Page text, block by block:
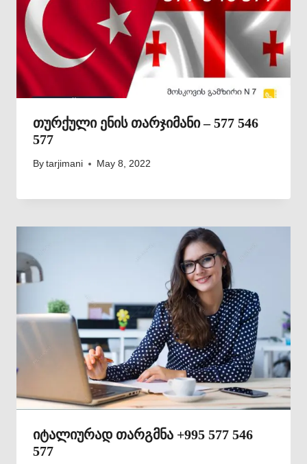
თურქული ენის თარჯიმანი – 577 546
577
By tarjimani May 8, 2022
იტალიურად თარგმნა +995 577 546
577